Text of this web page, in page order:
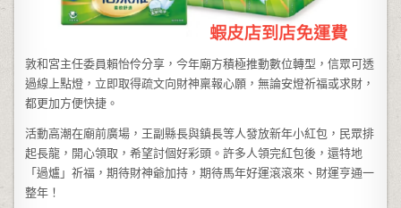
敦和宮主任委員賴怡伶分享，今年廟方積極推動數位轉型，信眾可透
過線上點燈，立即取得疏文向財神稟報心願，無論安燈祈福或求財，
都更加方便快捷。
活動高潮在廟前廣場，王副縣長與鎮長等人發放新年小紅包，民眾排
起長龍，開心領取，希望討個好彩頭。許多人領完紅包後，還特地
「過爐」祈福，期待財神爺加持，期待馬年好運滾滾來、財運亨通一
整年！